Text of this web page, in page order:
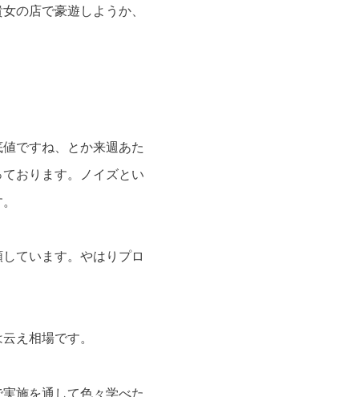
の店で豪遊しようか、
ですね、とか来週あた
おります。ノイズとい
ています。やはりプロ
え相場です。
施を通して色々学べた